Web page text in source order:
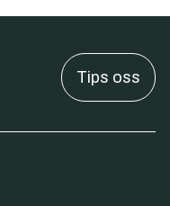
Tips oss